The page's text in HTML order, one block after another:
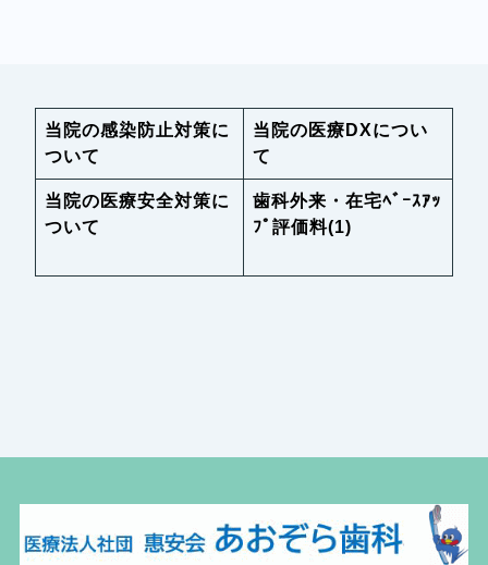
当院の感染防止対策に
ついて
当院の医療DXについ
て
当院の医療安全対策に
ついて
歯科外来・在宅ﾍﾞｰｽｱｯ
ﾌﾟ評価料(1)